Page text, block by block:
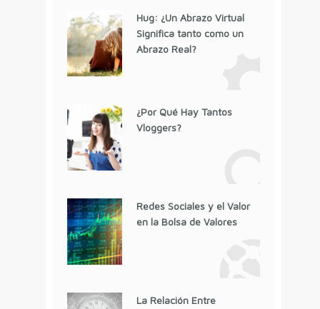
Hug: ¿Un Abrazo Virtual
Significa tanto como un
Abrazo Real?
¿Por Qué Hay Tantos
Vloggers?
Redes Sociales y el Valor
en la Bolsa de Valores
La Relación Entre